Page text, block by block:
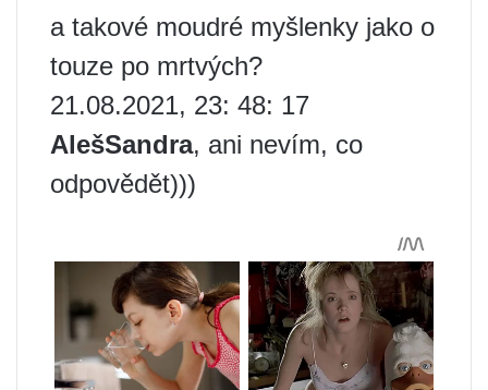
a takové moudré myšlenky jako o
touze po mrtvých?
21.08.2021, 23: 48: 17
AlešSandra, ani nevím, co
odpovědět)))